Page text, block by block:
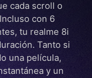
cada scroll o
con 6
tu realme 8i
Tanto si
una película,
y un